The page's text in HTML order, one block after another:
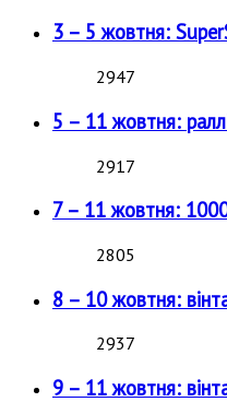
3 – 5 жовтня:
2947
5 – 11 жовтня:
2917
7 – 11 жовтня:
2805
8 – 10 жовтня:
2937
9 – 11 жовтня: